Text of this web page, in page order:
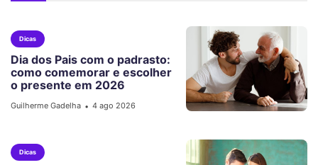
Dicas
Dia dos Pais com o padrasto:
como comemorar e escolher
o presente em 2026
Guilherme Gadelha • 4 ago 2026
Dicas